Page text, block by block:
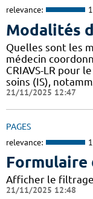
relevance:
Modalités
Quelles sont les
médecin
CRIAVS-LR pour
soins (IS),
21/11/2025 12:47
PAGES
relevance:
Formulaire
Afficher le filtrage
21/11/2025 12:48